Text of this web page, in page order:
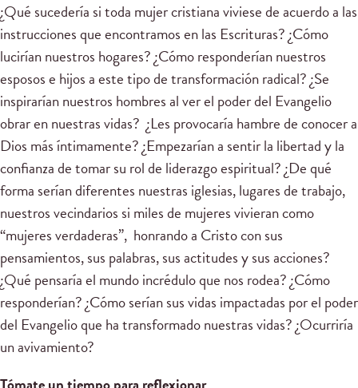
¿Qué sucedería si toda mujer cristiana viviese de acuerdo a las
instrucciones que encontramos en las Escrituras? ¿Cómo
lucirían nuestros hogares? ¿Cómo responderían nuestros
esposos e hijos a este tipo de transformación radical? ¿Se
inspirarían nuestros hombres al ver el poder del Evangelio
obrar en nuestras vidas? ¿Les provocaría hambre de conocer a
Dios más íntimamente? ¿Empezarían a sentir la libertad y la
confianza de tomar su rol de liderazgo espiritual? ¿De qué
forma serían diferentes nuestras iglesias, lugares de trabajo,
nuestros vecindarios si miles de mujeres vivieran como
“mujeres verdaderas”, honrando a Cristo con sus
pensamientos, sus palabras, sus actitudes y sus acciones?
¿Qué pensaría el mundo incrédulo que nos rodea? ¿Cómo
responderían? ¿Cómo serían sus vidas impactadas por el poder
del Evangelio que ha transformado nuestras vidas? ¿Ocurriría
un avivamiento?